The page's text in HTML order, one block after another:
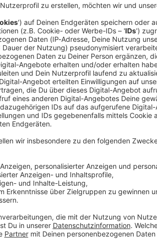
Schaltzentrale der Macht?
Wie aus einer kleinen Holzfestung der
Folge von „Aha! History“. Und es geht
Zehn Minuten Geschichte" ist der neue History-
und donnerstags ab 6 Uhr. Wir freuen uns über Feedback an
services/article7893735/
article157550705/
und das Zentrum der Macht: Der
Kern der russischen Identität wurde,
den man nicht einfach kaufen kann: Die Birkin Bag.
Immer montags und donnerstags ab 6 Uhr.
Impressum.html Datenschutz:
Datenschutzerklaerung-WELT-
unsere Gesellschaft prägten
hatten die meisten Menschen kein